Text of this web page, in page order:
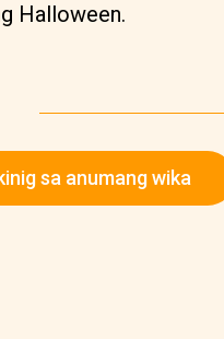
Halloween.
sa anumang wika